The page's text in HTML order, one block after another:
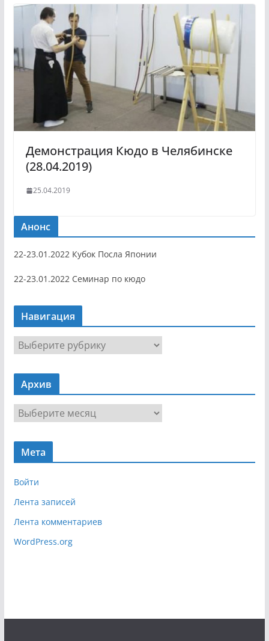
Демонстрация Кюдо в Челябинске
(28.04.2019)
25.04.2019
Анонс
22-23.01.2022 Кубок Посла Японии
22-23.01.2022 Семинар по кюдо
Навигация
Н
а
в
г
я
Архив
р
х
Мета
Войти
Лента записей
Лента комментариев
WordPress.org